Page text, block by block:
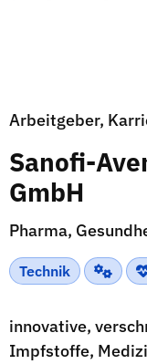
Arbeitgeber,
Sanofi-
GmbH
Pharma,
Technik
innovative,
Impfstoffe,